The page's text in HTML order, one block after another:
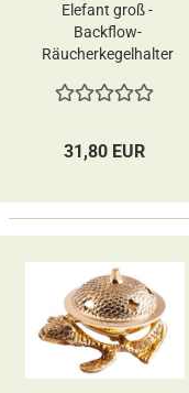
Elefant groß -
Backflow-
Räucherkegelhalter
31,80 EUR